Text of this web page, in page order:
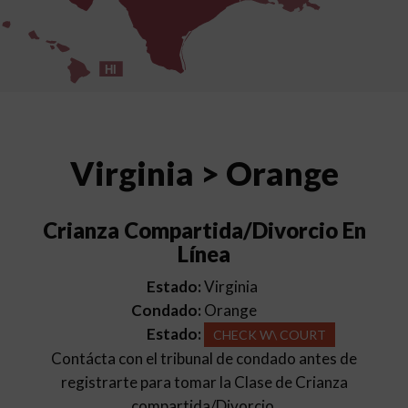
HI
Virginia > Orange
Crianza Compartida/Divorcio En
Línea
Estado:Virginia
Condado: Orange
Estado:
CHECK W\ COURT
Contácta con el tribunal de condado antes de
registrarte para tomar la Clase de Crianza